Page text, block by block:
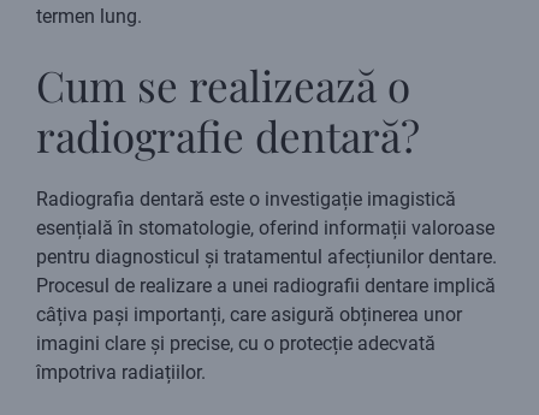
termen lung.
Cum se realizează o
radiografie dentară?
Radiografia dentară este o investigație imagistică
esențială în stomatologie, oferind informații valoroase
pentru diagnosticul și tratamentul afecțiunilor dentare.
Procesul de realizare a unei radiografii dentare implică
câțiva pași importanți, care asigură obținerea unor
imagini clare și precise, cu o protecție adecvată
împotriva radiațiilor.